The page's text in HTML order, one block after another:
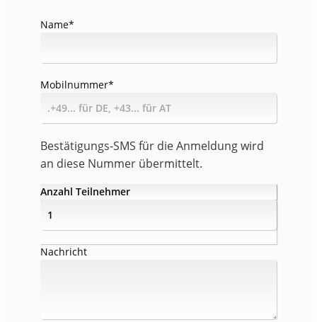
Name*
Mobilnummer*
Bestätigungs-SMS für die Anmeldung wird
an diese Nummer übermittelt.
Anzahl Teilnehmer
Nachricht